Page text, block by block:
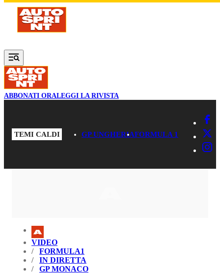
Vai al contenuto principale
ABBONATI ORALEGGI LA RIVISTA
TEMI CALDI GP UNGHERIAFORMULA 1
VIDEO
FORMULA1
IN DIRETTA
GP MONACO